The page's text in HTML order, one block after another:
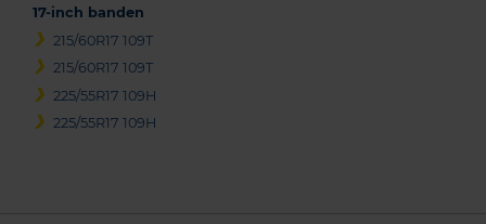
17-inch banden
215/60R17 109T
215/60R17 109T
225/55R17 109H
225/55R17 109H